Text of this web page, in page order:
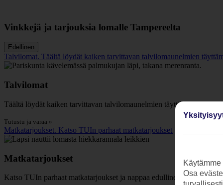
Vinkkejä ja tarjouksia lomalle Tampereelta
Edellinen
Talvilomat. Täältä löydät kaiken tarvittavan talvilomaunelmien
Talvilomat
Täältä löydät kaiken tarvittavan talvilomaunelmien täyttämiseen -
Tutustu ja varaa »
Matkatarjoukset. Katso TUIn parhaat matkatarjoukset ja nappaa
Matkatarjoukset
Katso TUIn parhaat matkatarjoukset ja nappaa edullinen loma
Osa